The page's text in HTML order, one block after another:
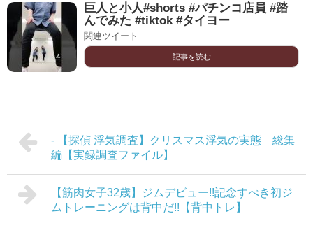
巨人と小人#shorts #パチンコ店員 #踏
んでみた #tiktok #タイヨー
関連ツイート
記事を読む
- 【探偵 浮気調査】クリスマス浮気の実態 総集
編【実録調査ファイル】
【筋肉女子32歳】ジムデビュー!!記念すべき初ジ
ムトレーニングは背中だ!!【背中トレ】